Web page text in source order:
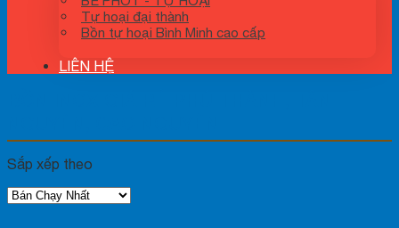
Tự hoại đại thành
Bồn tự hoại Bình Minh cao cấp
LIÊN HỆ
Sắp xếp theo